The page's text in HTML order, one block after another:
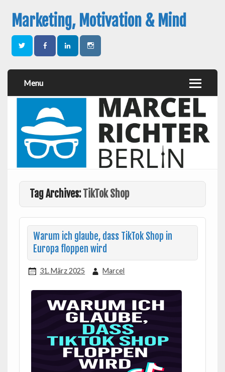
Marketing, Motivation & Mind
Menu
Tag Archives:TikTok Shop
Warum ich glaube, dass TikTok Shop in
Europa floppen wird
31. März 2025 Marcel